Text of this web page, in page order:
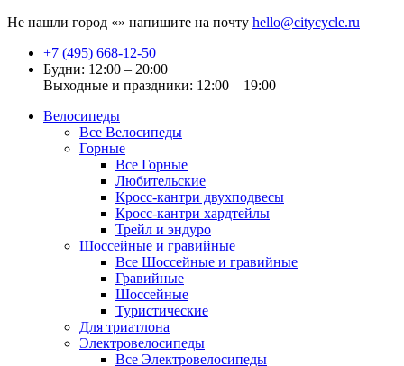
Не нашли город «» напишите на почту hello@citycycle.ru
+7 (495) 668-12-50
Будни: 12:00 – 20:00
Выходные и праздники: 12:00 – 19:00
Велосипеды
Все Велосипеды
Горные
Все Горные
Любительские
Кросс-кантри двухподвесы
Кросс-кантри хардтейлы
Трейл и эндуро
Шоссейные и гравийные
Все Шоссейные и гравийные
Гравийные
Шоссейные
Туристические
Для триатлона
Электровелосипеды
Все Электровелосипеды